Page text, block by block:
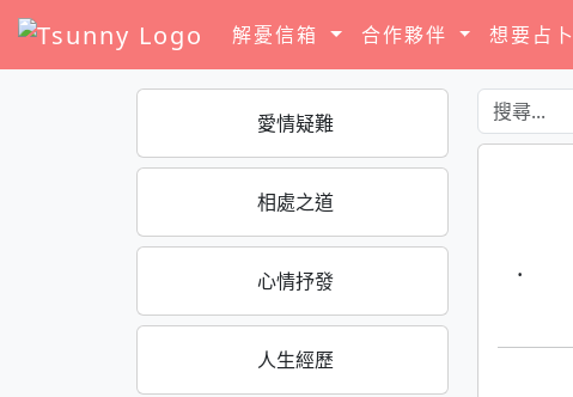
解憂信箱 合作夥伴 想要占卜
愛情疑難
相處之道
心情抒發
人生經歷
·